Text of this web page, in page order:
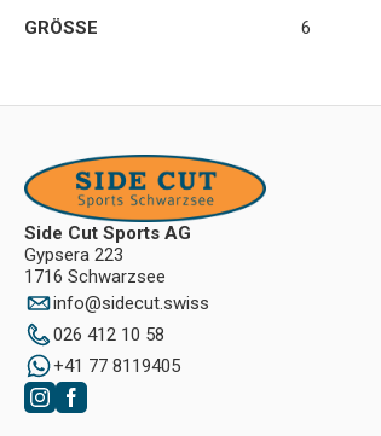
GRÖSSE 6
Side Cut Sports AG
Gypsera 223
1716 Schwarzsee
info@sidecut.swiss
026 412 10 58
+41 77 8119405